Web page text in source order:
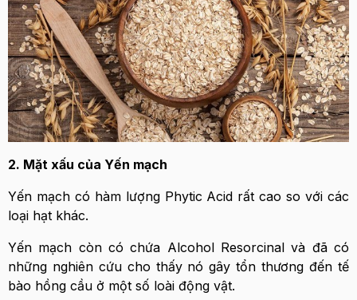
2. Mặt xấu của Yến mạch
Yến mạch có hàm lượng Phytic Acid rất cao so với các
loại hạt khác.
Yến mạch còn có chứa Alcohol Resorcinal và đã có
những nghiên cứu cho thấy nó gây tổn thương đến tế
bào hồng cầu ở một số loài động vật.